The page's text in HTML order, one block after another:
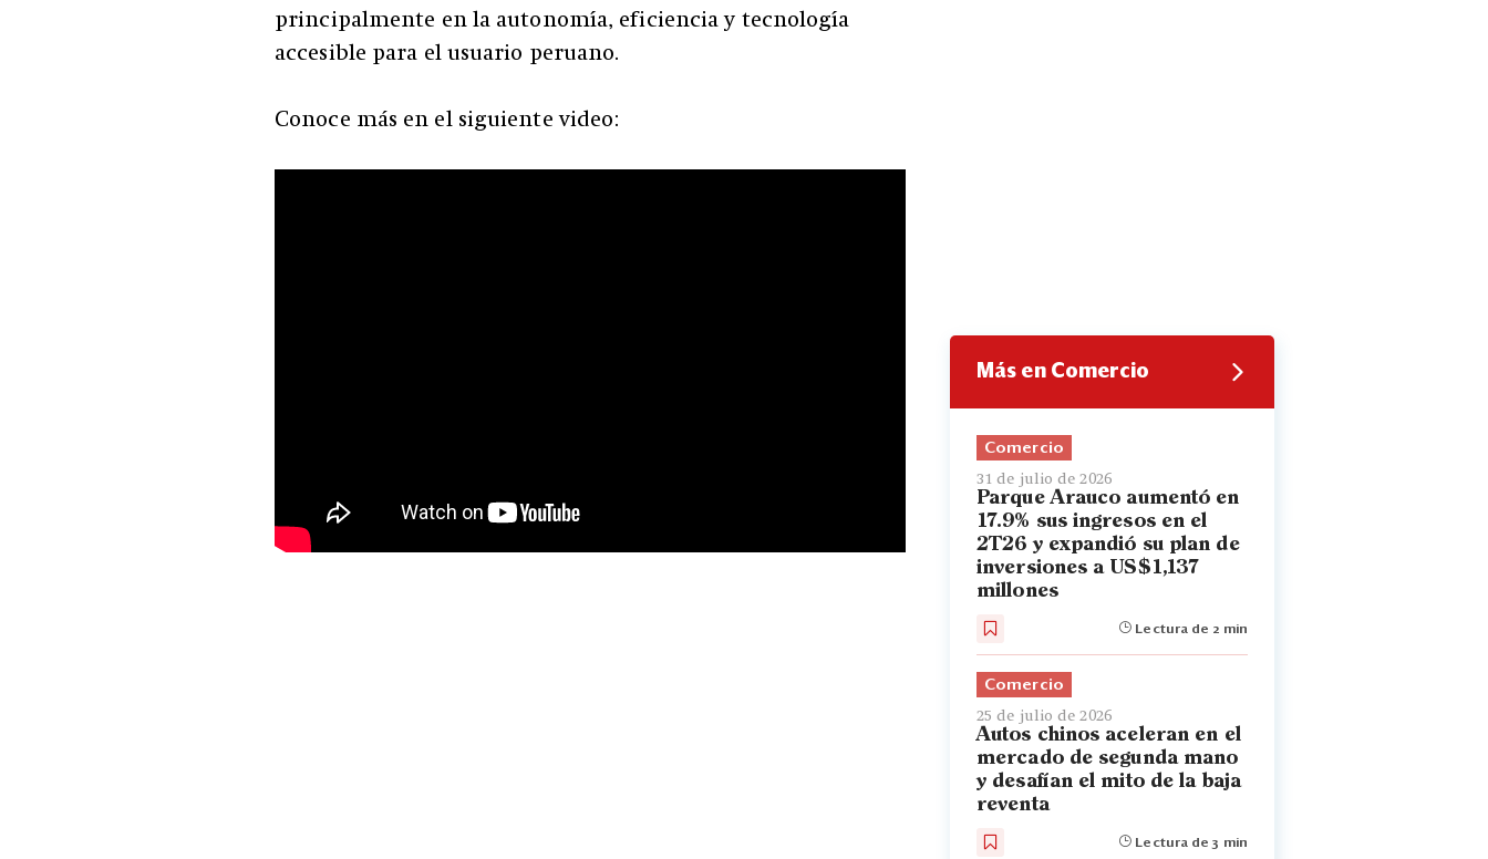
principalmente en la autonomía, eficiencia y tecnología
accesible para el usuario peruano.
Conoce más en el siguiente video:
Más en Comercio
Comercio
31 de julio de 2026
Parque Arauco aumentó en
17.9% sus ingresos en el
2T26 y expandió su plan de
inversiones a US$1,137
millones
Lectura de 2 min
Comercio
25 de julio de 2026
Autos chinos aceleran en el
mercado de segunda mano
y desafían el mito de la baja
reventa
Lectura de 3 min